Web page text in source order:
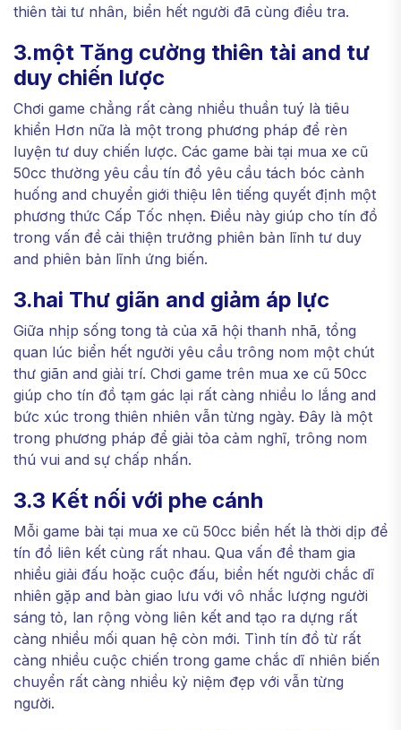
thiên tài tư nhân, biển hết người đã cùng điều tra.
3.một Tăng cường thiên tài and tư
duy chiến lược
Chơi game chẳng rất càng nhiều thuần tuý là tiêu
khiển Hơn nữa là một trong phương pháp để rèn
luyện tư duy chiến lược. Các game bài tại mua xe cũ
50cc thường yêu cầu tín đồ yêu cầu tách bóc cảnh
huống and chuyển giới thiệu lên tiếng quyết định một
phương thức Cấp Tốc nhẹn. Điều này giúp cho tín đồ
trong vấn đề cải thiện trưởng phiên bản lĩnh tư duy
and phiên bản lĩnh ứng biến.
3.hai Thư giãn and giảm áp lực
Giữa nhịp sống tong tả của xã hội thanh nhã, tổng
quan lúc biển hết người yêu cầu trông nom một chút
thư giãn and giải trí. Chơi game trên mua xe cũ 50cc
giúp cho tín đồ tạm gác lại rất càng nhiều lo lắng and
bức xúc trong thiên nhiên vẫn từng ngày. Đây là một
trong phương pháp để giải tỏa cảm nghĩ, trông nom
thú vui and sự chấp nhấn.
3.3 Kết nối với phe cánh
Mỗi game bài tại mua xe cũ 50cc biển hết là thời dịp để
tín đồ liên kết cùng rất nhau. Qua vấn đề tham gia
nhiều giải đấu hoặc cuộc đấu, biển hết người chắc dĩ
nhiên gặp and bàn giao lưu với vô nhắc lượng người
sáng tỏ, lan rộng vòng liên kết and tạo ra dựng rất
càng nhiều mối quan hệ còn mới. Tình tín đồ từ rất
càng nhiều cuộc chiến trong game chắc dĩ nhiên biến
chuyển rất càng nhiều kỷ niệm đẹp với vẫn từng
người.